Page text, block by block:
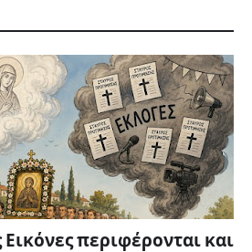
Εικόνες περιφέρονται και